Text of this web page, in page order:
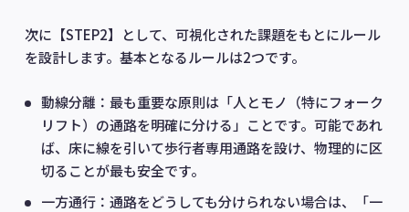
次に【STEP2】として、可視化された課題をもとにルール
を設計します。基本となるルールは2つです。
動線分離：最も重要な原則は「人とモノ（特にフォーク
リフト）の通路を明確に分ける」ことです。可能であれ
ば、床に線を引いて歩行者専用通路を設け、物理的に区
切ることが最も安全です。
一方通行：通路をどうしても分けられない場合は、「一